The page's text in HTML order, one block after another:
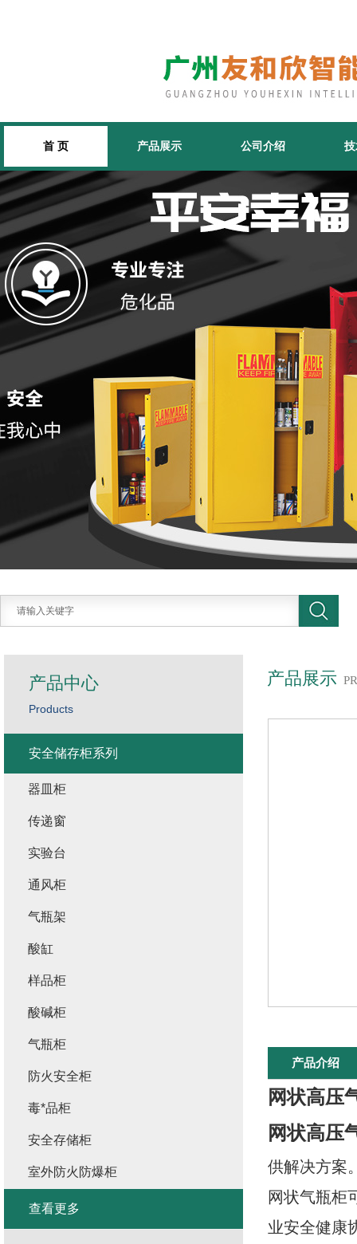
首 页 产品展示 公司介绍
产品展示
产品介绍
网状高压
网状高压
供解决方案
网状气瓶柜
业安全健康
产品中心
Products
安全储存柜系列
器皿柜
传递窗
实验台
通风柜
气瓶架
酸缸
样品柜
酸碱柜
气瓶柜
防火安全柜
毒*品柜
安全存储柜
室外防火防爆柜
查看更多